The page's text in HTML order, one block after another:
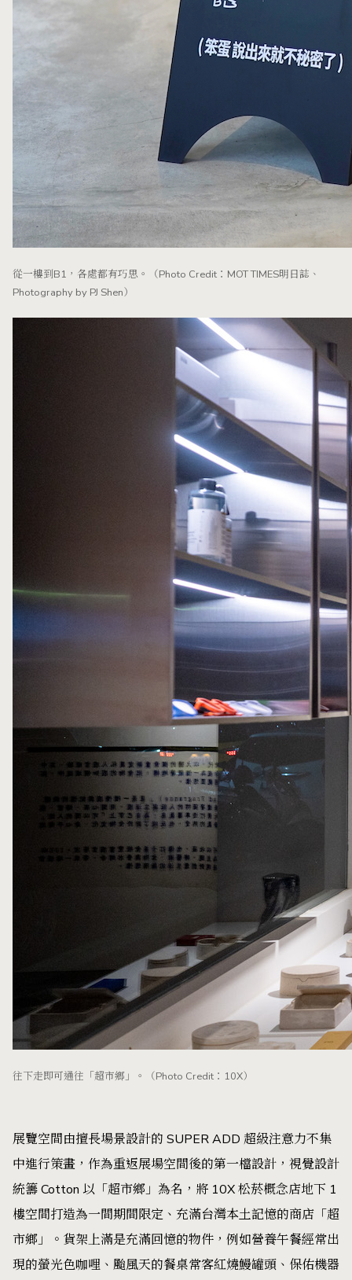
從一樓到B1，各處都有巧思。（Photo Credit：MOT TIMES明日誌、
Photography by PJ Shen）
往下走即可通往「超市鄉」。（Photo Credit：10X）
展覽空間由擅長場景設計的 SUPER ADD 超級注意力不集
中進行策畫，作為重返展場空間後的第一檔設計，視覺設計
統籌 Cotton 以「超市鄉」為名，將 10X 松菸概念店地下 1
樓空間打造為一間期間限定、充滿台灣本土記憶的商店「超
市鄉」。貨架上滿是充滿回憶的物件，例如營養午餐經常出
現的螢光色咖哩、颱風天的餐桌常客紅燒鰻罐頭、保佑機器